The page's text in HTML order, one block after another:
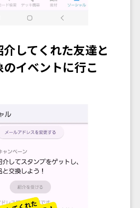
してくれた友達と
イベントに行こ